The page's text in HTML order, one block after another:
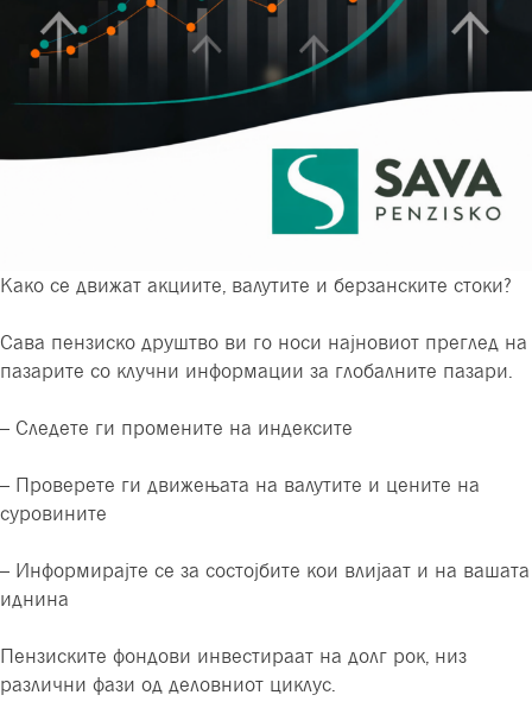
Како се движат акциите, валутите и берзанските стоки?
Сава пензиско друштво ви го носи најновиот преглед на
пазарите со клучни информации за глобалните пазари.
– Следете ги промените на индексите
– Проверете ги движењата на валутите и цените на
суровините
– Информирајте се за состојбите кои влијаат и на вашата
иднина
Пензиските фондови инвестираат на долг рок, низ
различни фази од деловниот циклус.